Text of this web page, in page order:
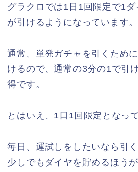
グラクロでは1日1回限定で1ダ
が引けるようになっています。
通常、単発ガチャを引くため
けるので、通常の3分の1で引
得です。
とはいえ、1日1回限定となっ
毎日、運試しをしたいなら引
少しでもダイヤを貯めるほう